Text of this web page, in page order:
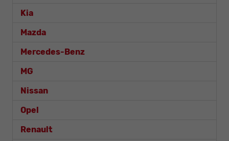
Kia
Mazda
Mercedes-Benz
MG
Nissan
Opel
Renault